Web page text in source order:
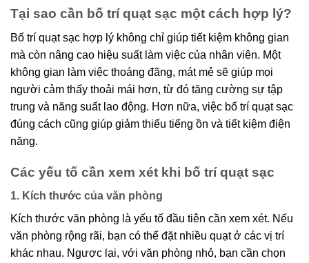
Tại sao cần bố trí quạt sạc một cách hợp lý?
Bố trí quạt sạc hợp lý không chỉ giúp tiết kiệm không gian
mà còn nâng cao hiệu suất làm việc của nhân viên. Một
không gian làm việc thoáng đãng, mát mẻ sẽ giúp mọi
người cảm thấy thoải mái hơn, từ đó tăng cường sự tập
trung và năng suất lao động. Hơn nữa, việc bố trí quạt sạc
đúng cách cũng giúp giảm thiểu tiếng ồn và tiết kiệm điện
năng.
Các yếu tố cần xem xét khi bố trí quạt sạc
1. Kích thước của văn phòng
Kích thước văn phòng là yếu tố đầu tiên cần xem xét. Nếu
văn phòng rộng rãi, bạn có thể đặt nhiều quạt ở các vị trí
khác nhau. Ngược lại, với văn phòng nhỏ, bạn cần chọn